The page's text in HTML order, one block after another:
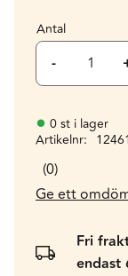
Antal
-
0 st i lager
Artikelnr
0
Ge ett
Fri
endast